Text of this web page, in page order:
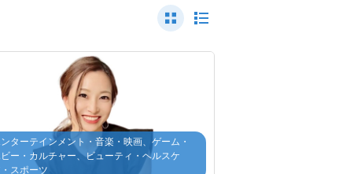
ターテインメント・音楽・映画、ゲーム・
ー・カルチャー、ビューティ・ヘルスケ
スポーツ